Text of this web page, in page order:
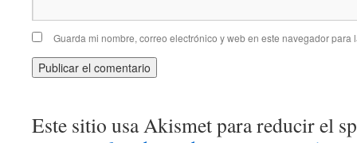
Guarda mi nombre, correo electrónico y web en este navegador para
Este sitio usa Akismet para reducir el